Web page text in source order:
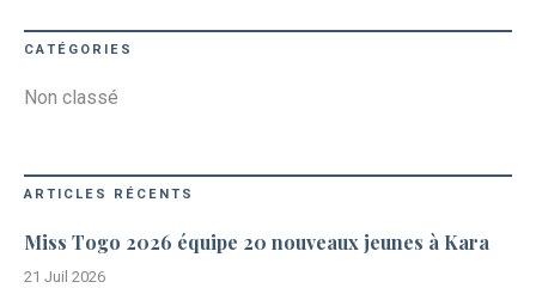
CATÉGORIES
Non classé
ARTICLES RÉCENTS
Miss Togo 2026 équipe 20 nouveaux jeunes à Kara
21 Juil 2026